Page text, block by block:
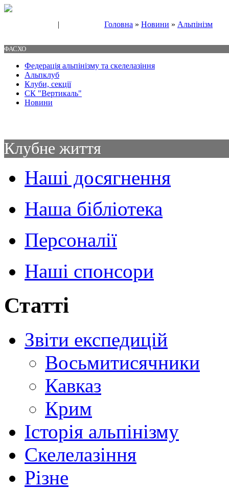
| Головна » Новини » Альпінізм
ФАСХО
Федерація альпінізму та скелелазіння
Альпклуб
Клуби, секції
СК "Вертикаль"
Новини
Клубне життя
Наші досягнення
Наша бібліотека
Персоналії
Наші спонсори
Статті
Звіти експедицій
Восьмитисячники
Кавказ
Крим
Історія альпінізму
Скелелазіння
Різне